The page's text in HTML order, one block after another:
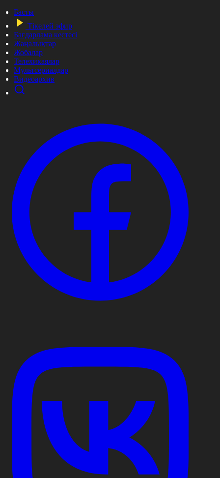
Басты
Тікелей эфир
Бағдарлама кестесі
Жаңалықтар
Жобалар
Телехикаялар
Мультсериалдар
Видеоархив